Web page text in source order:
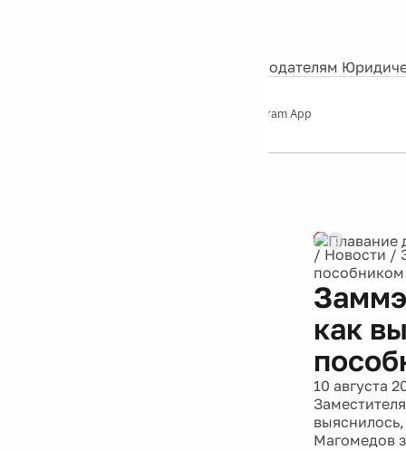
Рекламодателям
Telegram App
/ Новости /
как
10 августа
Магомедов